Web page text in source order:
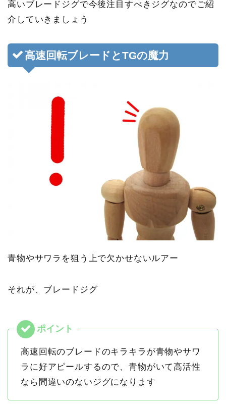
高いブレードジグで今後注目すべきジグなのでご紹
介していきましょう
高速回転ブレードとTGの魔力
青物やサワラを狙う上で欠かせないルアー
それが、ブレードジグ
高速回転のブレードのキラキラが青物やサワ
ラに好アピールするので、青物がいて高活性
なら間違いのないジグになります